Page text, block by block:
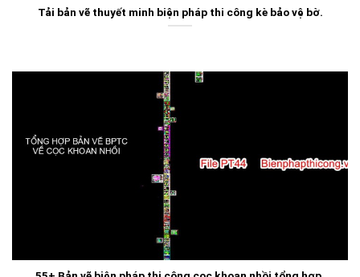
Tải bản vẽ thuyết minh biện pháp thi công kè bảo vệ bờ.